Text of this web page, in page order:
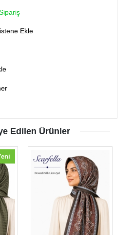
Ekle
Edilen Ürünler